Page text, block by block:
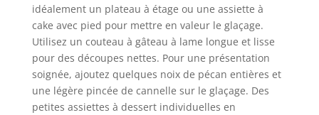
CAPACITÉ: conçue
pour réaliser des
préparations et
des pâtisseries
généreuses, la
capacité de 5kg est
idéale pour
idéalement un plateau à étage ou une assiette à
cake avec pied pour mettre en valeur le glaçage.
Utilisez un couteau à gâteau à lame longue et lisse
pour des découpes nettes. Pour une présentation
soignée, ajoutez quelques noix de pécan entières et
une légère pincée de cannelle sur le glaçage. Des
petites assiettes à dessert individuelles en